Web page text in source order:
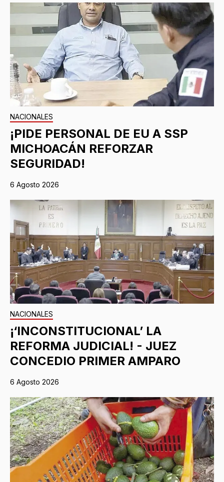
NACIONALES
¡PIDE PERSONAL DE EU A SSP
MICHOACÁN REFORZAR
SEGURIDAD!
6 Agosto 2026
NACIONALES
¡‘INCONSTITUCIONAL’ LA
REFORMA JUDICIAL! - JUEZ
CONCEDIO PRIMER AMPARO
6 Agosto 2026